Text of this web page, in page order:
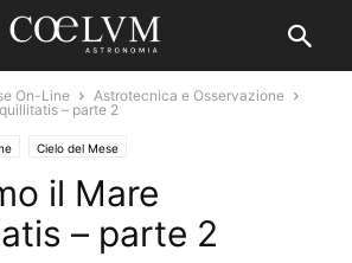
On-Line
Astrotecnica e Osservazione
– parte 2
Cielo del Mese
il Mare
– parte 2